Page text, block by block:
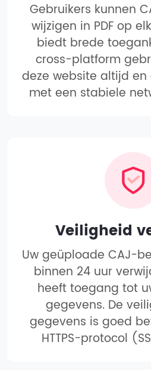
Gebruikers kunnen
wijzigen in PDF op
biedt brede
cross-platform
deze website altijd en
met een stabiele
Veiligheid
Uw geüploade CAJ-
binnen 24 uur
heeft toegang tot
gegevens. De
gegevens is goed
HTTPS-protocol